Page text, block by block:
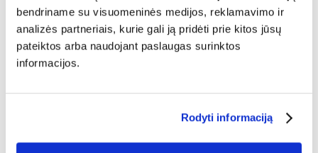
bendriname su visuomeninės medijos, reklamavimo ir
analizės partneriais, kurie gali ją pridėti prie kitos jūsų
pateiktos arba naudojant paslaugas surinktos
informacijos.
Rodyti informaciją
ĮDĖTI Į KREPŠELĮ ĮDĖTI Į KREPŠELĮ